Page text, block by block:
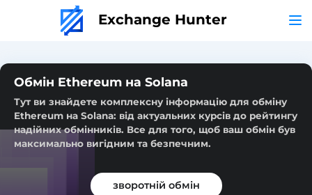
Exchange Hunter
Обмін Ethereum на Solana
Тут ви знайдете комплексну інформацію для обміну
Ethereum на Solana: від актуальних курсів до рейтингу
надійних обмінників. Все для того, щоб ваш обмін був
максимально вигідним та безпечним.
зворотній обмін